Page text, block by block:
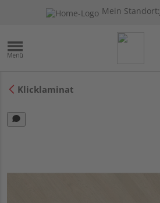
Mein Standort:
Klicklaminat